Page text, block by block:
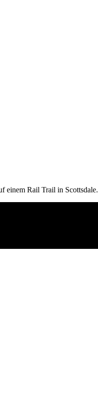
einem Rail Trail in Scottsdale.